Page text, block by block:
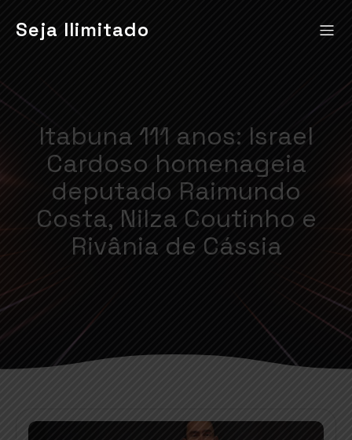
Seja Ilimitado
Itabuna 111 anos: Israel
Cardoso homenageia
deputado Raimundo
Costa, Nilza Coutinho e
Rivânia de Cássia